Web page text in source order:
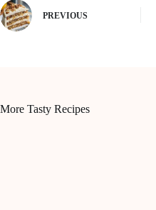
PREVIOUS
More Tasty Recipes